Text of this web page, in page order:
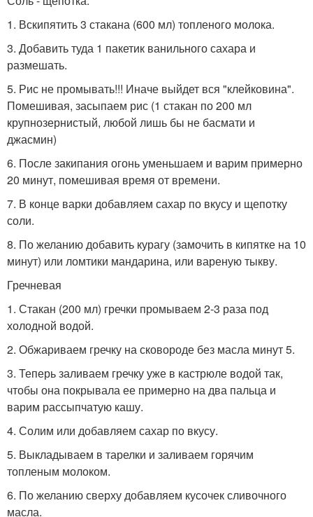
1. Вскипятить 3 стакана (600 мл) топленого молока.
3. Добавить туда 1 пакетик ванильного сахара и
размешать.
5. Рис не промывать!!! Иначе выйдет вся "клейковина".
Помешивая, засыпаем рис (1 стакан по 200 мл
крупнозернистый, любой лишь бы не басмати и
джасмин)
6. После закипания огонь уменьшаем и варим примерно
20 минут, помешивая время от времени.
7. В конце варки добавляем сахар по вкусу и щепотку
соли.
8. По желанию добавить курагу (замочить в кипятке на 10
минут) или ломтики мандарина, или вареную тыкву.
Гречневая
1. Стакан (200 мл) гречки промываем 2-3 раза под
холодной водой.
2. Обжариваем гречку на сковороде без масла минут 5.
3. Теперь заливаем гречку уже в кастрюле водой так,
чтобы она покрывала ее примерно на два пальца и
варим рассыпчатую кашу.
4. Солим или добавляем сахар по вкусу.
5. Выкладываем в тарелки и заливаем горячим
топленым молоком.
6. По желанию сверху добавляем кусочек сливочного
масла.